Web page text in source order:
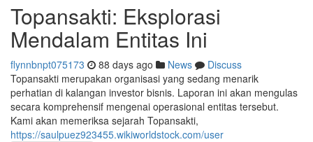
Topansakti: Eksplorasi
Mendalam Entitas Ini
flynnbnpt075173 88 days ago News
Discuss
Topansakti merupakan organisasi yang sedang menarik
perhatian di kalangan investor bisnis. Laporan ini akan mengulas
secara komprehensif mengenai operasional entitas tersebut.
Kami akan memeriksa sejarah Topansakti,
https://saulpuez923455.wikiworldstock.com/user